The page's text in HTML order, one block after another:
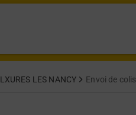
LES NANCY Envoi de colis